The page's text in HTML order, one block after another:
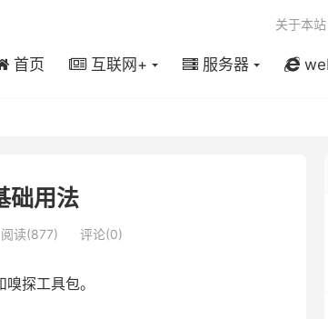
首页 互联网+ 服务器
关于本站
用法
阅读(877) 评论(0)
探工具包。